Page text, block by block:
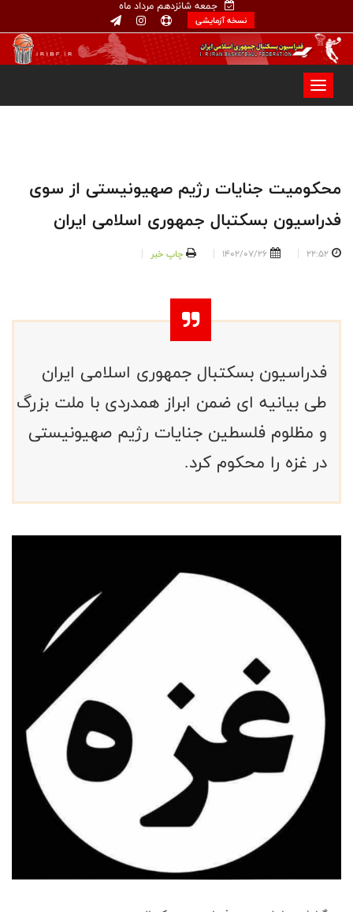
جمعه شانزدهم مرداد ماه
نسخه آزمایشی
محکومیت جنایات رژیم صهیونیستی از سوی
فدراسیون بسکتبال جمهوری اسلامی ایران
22:52
1402/07/26 چاپ خبر
فدراسیون بسکتبال جمهوری اسلامی ایران
طی بیانیه ای ضمن ابراز همدردی با ملت بزرگ
و مظلوم فلسطین جنایات رژیم صهیونیستی
در غزه را محکوم کرد.